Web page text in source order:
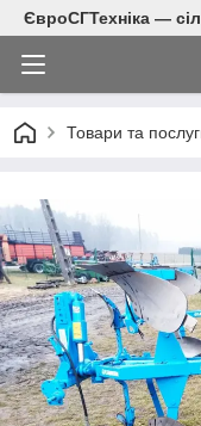
ЄвроСГТехніка —
Товари та